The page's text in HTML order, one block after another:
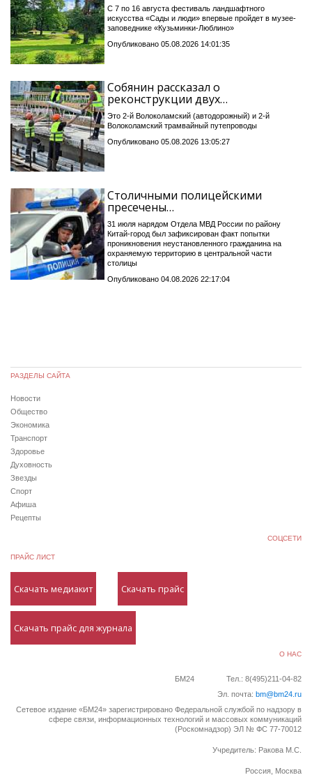
С 7 по 16 августа фестиваль ландшафтного
искусства «Сады и люди» впервые пройдет в музее-
заповеднике «Кузьминки-Люблино»
Опубликовано 05.08.2026 14:01:35
Собянин рассказал о
реконструкции двух…
Это 2-й Волоколамский (автодорожный) и 2-й
Волоколамский трамвайный путепроводы
Опубликовано 05.08.2026 13:05:27
Столичными полицейскими
пресечены…
31 июля нарядом Отдела МВД России по району
Китай-город был зафиксирован факт попытки
проникновения неустановленного гражданина на
охраняемую территорию в центральной части
столицы
Опубликовано 04.08.2026 22:17:04
РАЗДЕЛЫ САЙТА
Новости
Общество
Экономика
Транспорт
Здоровье
Духовность
Звезды
Спорт
Афиша
Рецепты
СОЦСЕТИ
ПРАЙС ЛИСТ
Скачать медиакит Скачать прайс
Скачать прайс для журнала
О НАС
БМ24
Тел.: 8(495)211-04-82
Эл. почта: bm@bm24.ru
Сетевое издание «БМ24» зарегистрировано Федеральной службой по надзору в
сфере связи, информационных технологий и массовых коммуникаций
(Роскомнадзор) ЭЛ № ФС 77-70012
Учредитель: Ракова М.С.
Россия, Москва